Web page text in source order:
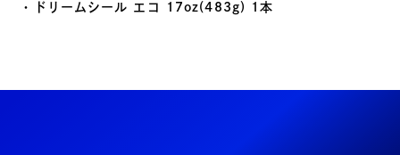
・ドリームシール エコ 17oz(483g) 1本